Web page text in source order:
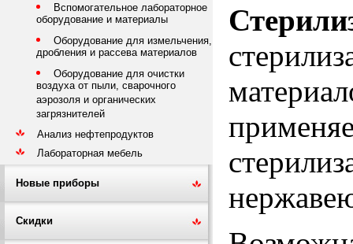
Вспомогательное лабораторное
оборудование и материалы
Оборудование для измельчения,
дробления и рассева материалов
Оборудование для очистки
воздуха от пыли, сварочного
аэрозоля и органических
загрязнителей
Анализ нефтепродуктов
Лабораторная мебель
Новые приборы
Скидки